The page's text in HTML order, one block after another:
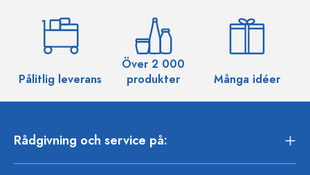
Pålitlig leverans
Över 2 000
produkter
Många idéer
Rådgivning och service på: